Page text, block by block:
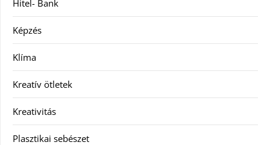
Hitel- Bank
Képzés
Klíma
Kreatív ötletek
Kreativitás
Plasztikai sebészet